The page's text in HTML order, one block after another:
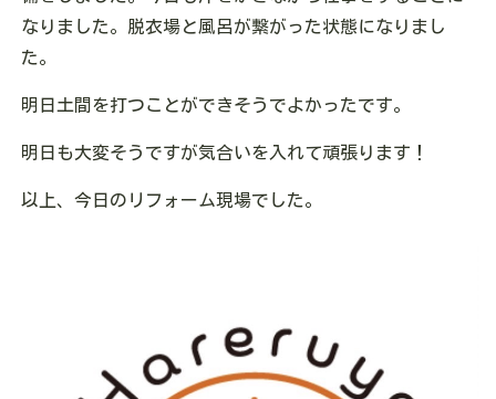
なりました。脱衣場と風呂が繋がった状態になりまし
た。
明日土間を打つことができそうでよかったです。
明日も大変そうですが気合いを入れて頑張ります！
以上、今日のリフォーム現場でした。